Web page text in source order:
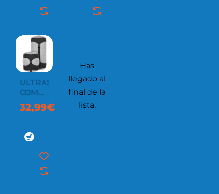
ULTRASIL
COMPRESSION
SACK
5L
32,99€
Has
llegado al
final de la
lista.